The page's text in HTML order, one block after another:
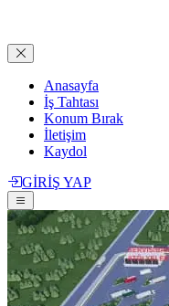
Anasayfa
İş Tahtası
Konum Bırak
İletişim
Kaydol
GİRİŞ YAP